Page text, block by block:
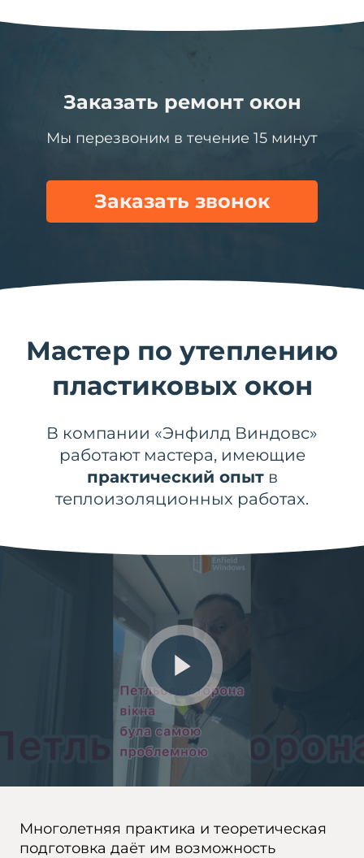
Заказать ремонт окон
Мы перезвоним в течение 15 минут
Заказать звонок
Мастер по утеплению
пластиковых окон
В компании «Энфилд Виндовс»
работают мастера, имеющие
практический опытв
теплоизоляционных работах.
Многолетняя практика и теоретическая
подготовка даёт им возможность